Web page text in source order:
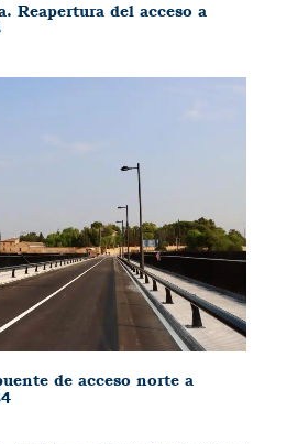
Reapertura del acceso a
de acceso norte a